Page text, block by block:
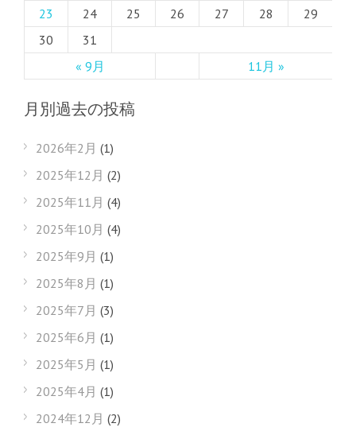
« 9月 11月 »
23 24 25 26 27 28
29
30
31
月別過去の投稿
2026年2月 (1)
2025年12月 (2)
2025年11月 (4)
2025年10月 (4)
2025年9月 (1)
2025年8月 (1)
2025年7月 (3)
2025年6月 (1)
2025年5月 (1)
2025年4月 (1)
2024年12月 (2)